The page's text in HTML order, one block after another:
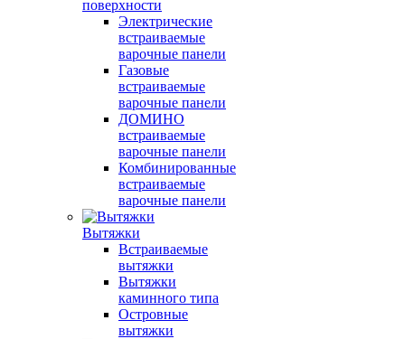
поверхности
Электрические
встраиваемые
варочные панели
Газовые
встраиваемые
варочные панели
ДОМИНО
встраиваемые
варочные панели
Комбинированные
встраиваемые
варочные панели
Вытяжки
Встраиваемые
вытяжки
Вытяжки
каминного типа
Островные
вытяжки